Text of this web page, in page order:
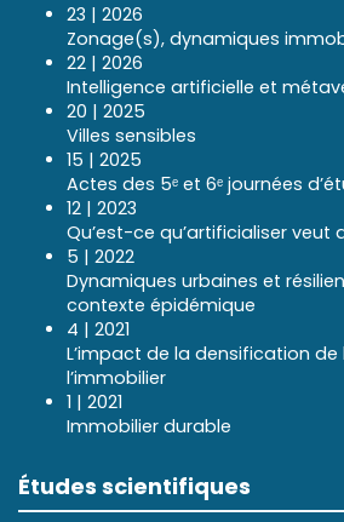
23 | 2026
Zonage(s), dynamiques
22 | 2026
Intelligence artificielle et
20 | 2025
Villes sensibles
15 | 2025
Actes des 5ᵉ et 6ᵉ journées
12 | 2023
Qu’est-ce qu’artificialiser veut
5 | 2022
Dynamiques urbaines et
contexte épidémique
4 | 2021
L’impact de la densification de
l’immobilier
1 | 2021
Immobilier durable
Études scientifiques